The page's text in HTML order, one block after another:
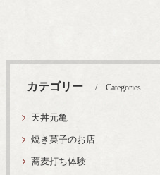
カテゴリー Categories
天丼元亀
焼き菓子のお店
蕎麦打ち体験